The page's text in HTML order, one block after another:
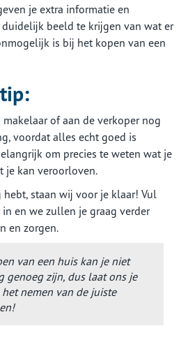
je extra informatie en
beeld te krijgen van wat er
is bij het kopen van een
of aan de verkoper nog
voordat alles echt goed is
om precies te weten wat je
je kan veroorloven.
staan wij voor je klaar! Vul
en we zullen je graag verder
en zorgen.
van een huis kan je niet
genoeg zijn, dus laat ons je
nemen van de juiste